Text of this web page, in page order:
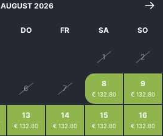
AUGUST 2026
DO FR SA SO
1 2
6 7
8
€ 132.80
9
€ 132.80
13
€ 132.80
14
€ 132.80
15
€ 132.80
16
€ 132.80